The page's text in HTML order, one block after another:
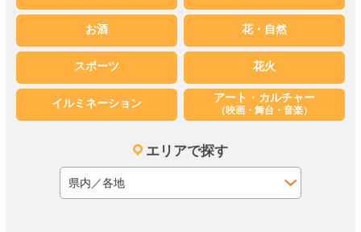
お酒 花・自然
スポーツ 花火
イルミネーション アート・カルチャー
（映画・舞台・音楽）
エリアで探す